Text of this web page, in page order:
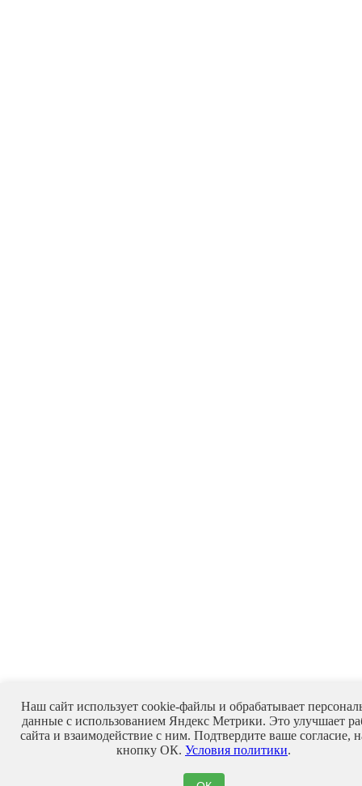
Наш сайт использует cookie-файлы и обрабатывает
данные с использованием Яндекс Метрики. Это улучшает
сайта и взаимодействие с ним. Подтвердите ваше согласие,
кнопку ОК. Условия политики.